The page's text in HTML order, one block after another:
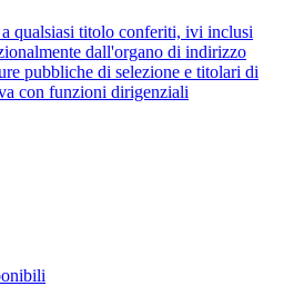
qualsiasi titolo conferiti, ivi inclusi
dall'organo di indirizzo
pubbliche di selezione e titolari di
con funzioni dirigenziali